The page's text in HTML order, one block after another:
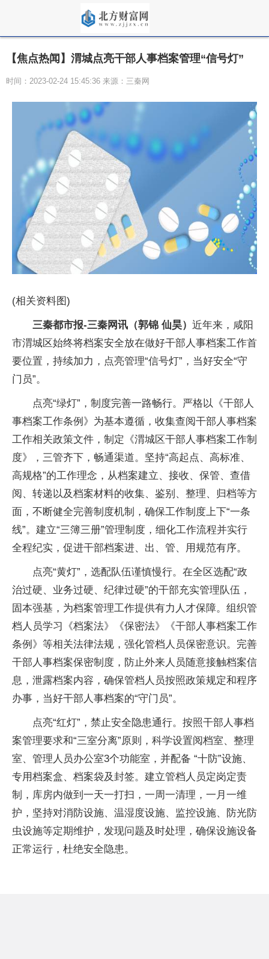
【焦点热闻】渭城点亮干部人事档案管理“信号灯”
时间：2023-02-24 15:45:36 来源：三秦网
(相关资料图)
三秦都市报-三秦网讯（郭锦 仙昊） 近年来，咸阳
市渭城区始终将档案安全放在做好干部人事档案工作首
要位置，持续加力，点亮管理“信号灯”，当好安全“守
门员”。
点亮“绿灯”，制度完善一路畅行。严格以《干部人
事档案工作条例》为基本遵循，收集查阅干部人事档案
工作相关政策文件，制定《渭城区干部人事档案工作制
度》，三管齐下，畅通渠道。坚持“高起点、高标准、
高规格”的工作理念，从档案建立、接收、保管、查借
阅、转递以及档案材料的收集、鉴别、整理、归档等方
面，不断健全完善制度机制，确保工作制度上下“一条
线”。建立“三簿三册”管理制度，细化工作流程并实行
全程纪实，促进干部档案进、出、管、用规范有序。
点亮“黄灯”，选配队伍谨慎慢行。在全区选配“政
治过硬、业务过硬、纪律过硬”的干部充实管理队伍，
固本强基，为档案管理工作提供有力人才保障。组织管
档人员学习《档案法》《保密法》《干部人事档案工作
条例》等相关法律法规，强化管档人员保密意识。完善
干部人事档案保密制度，防止外来人员随意接触档案信
息，泄露档案内容，确保管档人员按照政策规定和程序
办事，当好干部人事档案的“守门员”。
点亮“红灯”，禁止安全隐患通行。按照干部人事档
案管理要求和“三室分离”原则，科学设置阅档室、整理
室、管理人员办公室3个功能室，并配备 “十防”设施、
专用档案盒、档案袋及封签。建立管档人员定岗定责
制，库房内做到一天一打扫，一周一清理，一月一维
护，坚持对消防设施、温湿度设施、监控设施、防光防
虫设施等定期维护，发现问题及时处理，确保设施设备
正常运行，杜绝安全隐患。